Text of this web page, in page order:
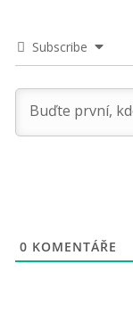
Subscribe
0 KOMENTÁŘE